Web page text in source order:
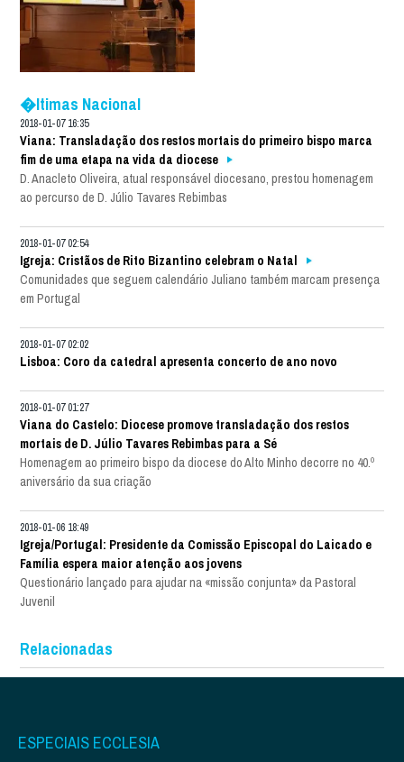
�ltimas Nacional
2018-01-07 16:35
Viana: Transladação dos restos mortais do primeiro bispo marca
fim de uma etapa na vida da diocese
D. Anacleto Oliveira, atual responsável diocesano, prestou homenagem
ao percurso de D. Júlio Tavares Rebimbas
2018-01-07 02:54
Igreja: Cristãos de Rito Bizantino celebram o Natal
Comunidades que seguem calendário Juliano também marcam presença
em Portugal
2018-01-07 02:02
Lisboa: Coro da catedral apresenta concerto de ano novo
2018-01-07 01:27
Viana do Castelo: Diocese promove transladação dos restos
mortais de D. Júlio Tavares Rebimbas para a Sé
Homenagem ao primeiro bispo da diocese do Alto Minho decorre no 40.º
aniversário da sua criação
2018-01-06 18:49
Igreja/Portugal: Presidente da Comissão Episcopal do Laicado e
Família espera maior atenção aos jovens
Questionário lançado para ajudar na «missão conjunta» da Pastoral
Juvenil
Relacionadas
ESPECIAIS ECCLESIA